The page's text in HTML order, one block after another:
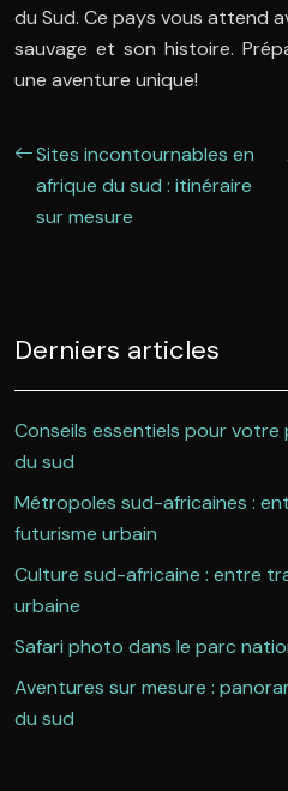
du Sud. Ce pays vous attend
sauvage et son histoire.
une aventure unique!
Sites incontournables en
afrique du sud : itinéraire
sur mesure
Derniers articles
Conseils essentiels pour votre
du sud
Métropoles sud-africaines :
futurisme urbain
Culture sud-africaine : entre
urbaine
Safari photo dans le parc
Aventures sur mesure :
du sud